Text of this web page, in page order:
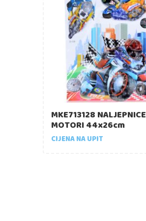
MKE713128 NALJEPNICE
MOTORI 44x26cm
CIJENA NA UPIT